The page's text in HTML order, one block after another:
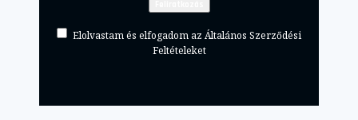
Elolvastam és elfogadom az Általános Szerződési
Feltételeket